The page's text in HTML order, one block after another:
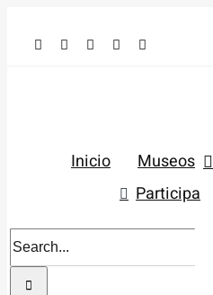
Inicio Museos
Participa
Search
for: